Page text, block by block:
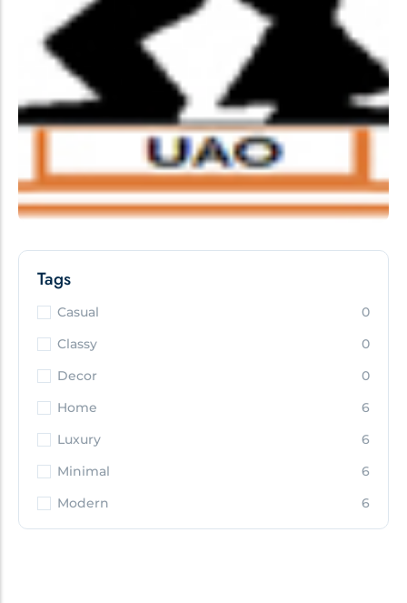
Tags
Casual
0
Classy
0
Decor
0
Home
6
Luxury
6
Minimal
6
Modern
6